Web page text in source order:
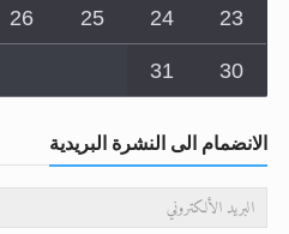
23
24
25
26
30
31
الانضمام الى النشرة البريدية